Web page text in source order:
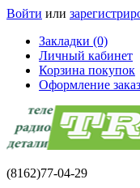
Войти или
Закладки (0)
Личный кабинет
Корзина покупок
Оформление
(8162)77-04-29